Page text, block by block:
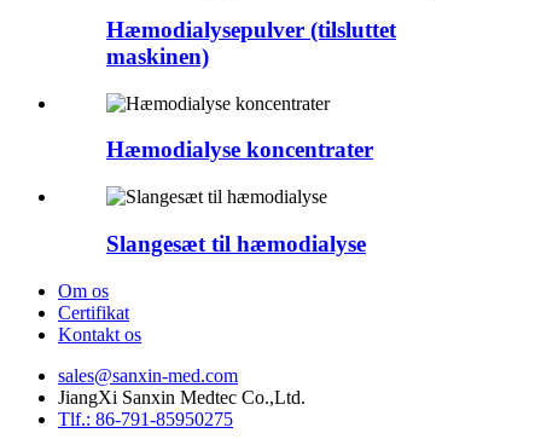
Hæmodialysepulver (tilsluttet
maskinen)
Hæmodialyse koncentrater
Slangesæt til hæmodialyse
Om os
Certifikat
Kontakt os
sales@sanxin-med.com
JiangXi Sanxin Medtec Co.,Ltd.
Tlf.: 86-791-85950275